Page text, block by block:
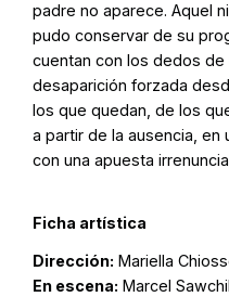
padre no aparece. Aquel
pudo conservar de su
cuentan con los dedos de
desaparición forzada
los que quedan, de los
a partir de la ausencia, en
con una apuesta
Ficha artística
Dirección: Mariella
En escena: Marcel